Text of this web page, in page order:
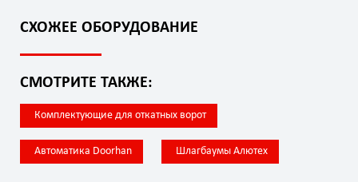
СХОЖЕЕ ОБОРУДОВАНИЕ
СМОТРИТЕ ТАКЖЕ:
Комплектующие для откатных ворот
Автоматика Doorhan Шлагбаумы Алютех